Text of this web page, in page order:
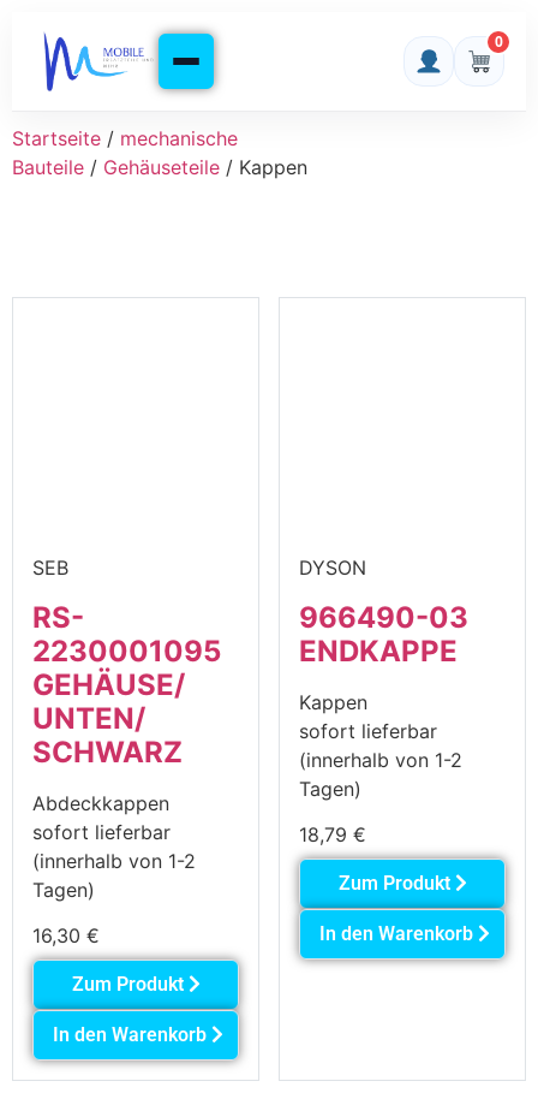
0
Startseite / mechanische
Bauteile / Gehäuseteile / Kappen
SEB
RS-
2230001095
GEHÄUSE/
UNTEN/
SCHWARZ
Abdeckkappen
sofort lieferbar
(innerhalb von 1-2
Tagen)
16,30 €
Zum Produkt
In den Warenkorb
DYSON
966490-03
ENDKAPPE
Kappen
sofort lieferbar
(innerhalb von 1-2
Tagen)
18,79 €
Zum Produkt
In den Warenkorb